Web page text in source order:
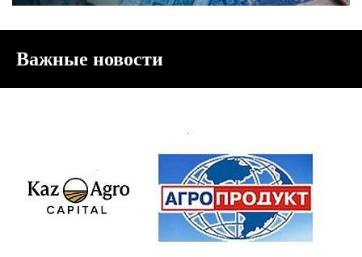
Важные новости